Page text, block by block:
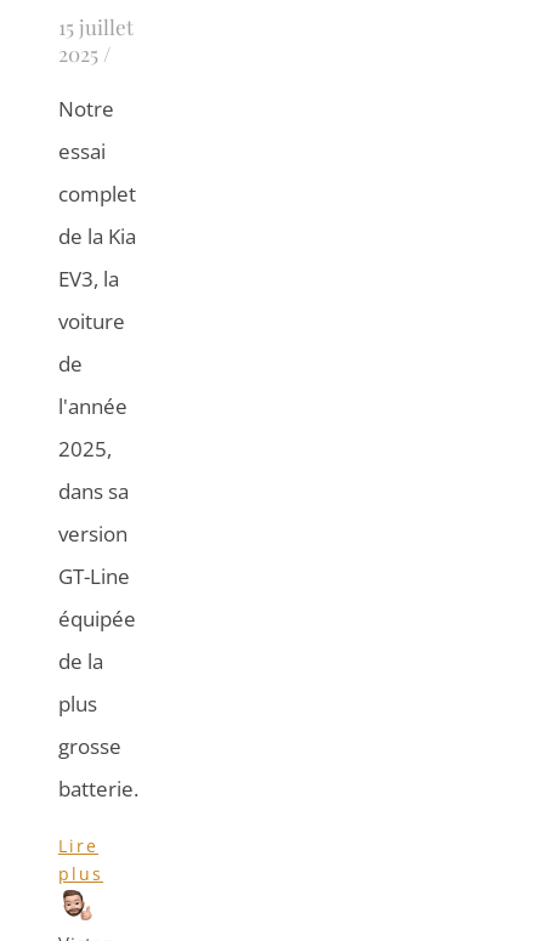
15 juillet
2025 /
Notre
essai
complet
de la Kia
EV3, la
voiture
de
l'année
2025,
dans sa
version
GT-Line
équipée
de la
plus
grosse
batterie.
Lire
plus